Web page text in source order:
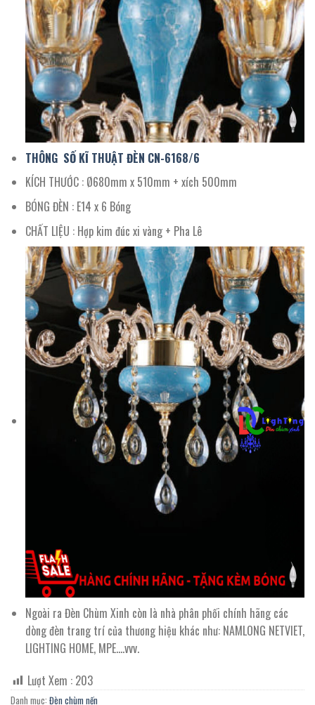
THÔNG SỐ KĨ THUẬT ĐÈN CN-6168/6
KÍCH THƯỚC : Ø680mm x 510mm + xích 500mm
BÓNG ĐÈN : E14 x 6 Bóng
CHẤT LIỆU : Hợp kim đúc xi vàng + Pha Lê
Ngoài ra Đèn Chùm Xinh còn là nhà phân phối chính hãng các
dòng đèn trang trí của thương hiệu khác như: NAMLONG NETVIET,
LIGHTING HOME, MPE….vvv.
Lượt Xem : 203
Danh mục: Đèn chùm nến